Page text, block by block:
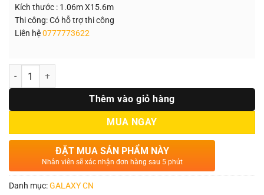
Kích thước : 1.06m X15.6m
Thi công: Có hỗ trợ thi công
Liên hệ0777773622
Số lượng
Thêm vào giỏ hàng
MUA NGAY
ĐẶT MUA SẢN PHẨM NÀY
Nhân viên sẽ xác nhận đơn hàng sau 5 phút
Danh mục:GALAXY CN